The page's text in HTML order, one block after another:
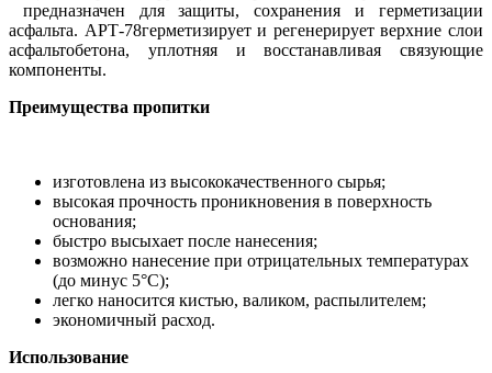
предназначен для защиты, сохранения и герметизации
асфальта. АРТ-78герметизирует и регенерирует верхние слои
асфальтобетона, уплотняя и восстанавливая связующие
компоненты.
Преимущества пропитки
изготовлена из высококачественного сырья;
высокая прочность проникновения в поверхность
основания;
быстро высыхает после нанесения;
возможно нанесение при отрицательных температурах
(до минус 5°С);
легко наносится кистью, валиком, распылителем;
экономичный расход.
Использование